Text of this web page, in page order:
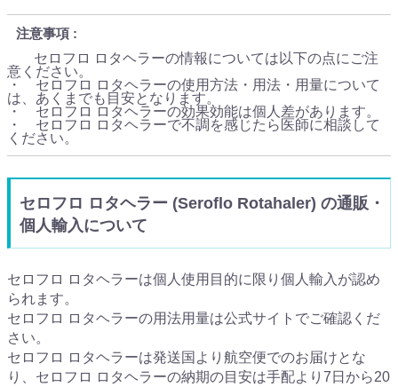
注意事項
セロフロ ロタヘラーの情報については以下の点にご注
意ください。
・ セロフロ ロタヘラーの使用方法・用法・用量について
は、あくまでも目安となります。
・ セロフロ ロタヘラーの効果効能は個人差があります。
・ セロフロ ロタヘラーで不調を感じたら医師に相談して
ください。
セロフロ ロタヘラー (Seroflo Rotahaler) の通販・
個人輸入について
セロフロ ロタヘラーは個人使用目的に限り個人輸入が認め
られます。
セロフロ ロタヘラーの用法用量は公式サイトでご確認くだ
さい。
セロフロ ロタヘラーは発送国より航空便でのお届けとな
り、セロフロ ロタヘラーの納期の目安は手配より7日から20